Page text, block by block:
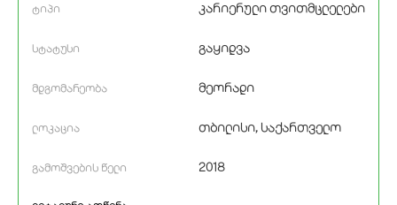
ტიპი კარიერული თვითმცლელები
სტატუსი გაყიდვა
მდგომარეობა მეორადი
ლოკაცია თბილისი, საქართველო
გამოშვების წელი 2018